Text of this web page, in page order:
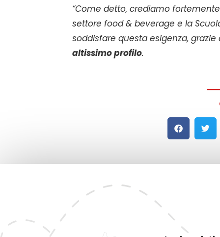
“Come detto, crediamo
settore food & beverage e la
soddisfare questa esigenza,
altissimo profilo.